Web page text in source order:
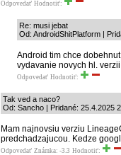
Odpovedať Hodnotiť:
Re: musi jebat
Od: AndroidShitPlatform |
Android tim chce
vydavanie novych hl.
Odpovedať Hodnotiť:
Tak ved a naco?
Od: Sancho | Pridané: 25.4.2025
Mam najnovsiu verziu
predchadzajucou. Kedze
Odpovedať Známka: -3.3 Hodnotiť: